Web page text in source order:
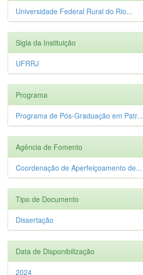
Universidade Federal Rural do Rio...
Sigla da Instituição
UFRRJ
Programa
Programa de Pós-Graduação em Patr...
Agência de Fomento
Coordenação de Aperfeiçoamento de...
Tipo de Documento
Dissertação
Data de Disponibilização
2024